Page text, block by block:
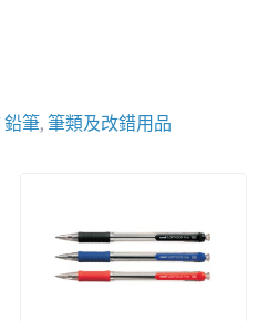
鉛筆, 筆類及改錯用品